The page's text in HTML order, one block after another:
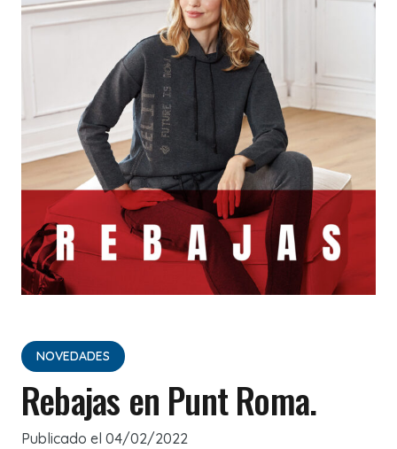
NOVEDADES
Rebajas en Punt Roma.
Publicado el 04/02/2022